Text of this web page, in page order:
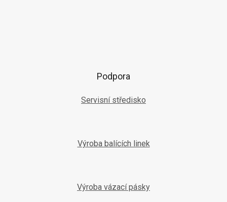
Podpora
Servisní středisko
Výroba balících linek
Výroba vázací pásky